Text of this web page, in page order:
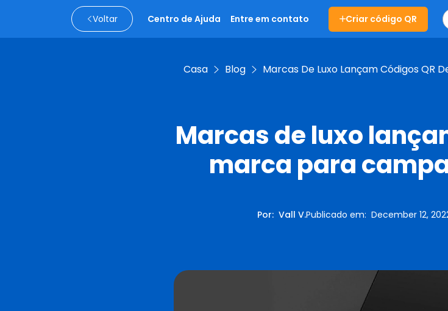
Voltar Centro de Ajuda Entre em contato Criar código QR
Casa Blog Marcas De Luxo Lançam Códigos QR
Marcas de luxo
marca para
Por:Vall V.Publicado em:December 12,